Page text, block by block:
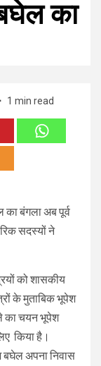
का
1 min read
का बंगला अब पूर्व
सदस्यों ने
को शासकीय
के मुताबिक भूपेश
का चयन भूपेश
किया है।
बघेल अपना निवास